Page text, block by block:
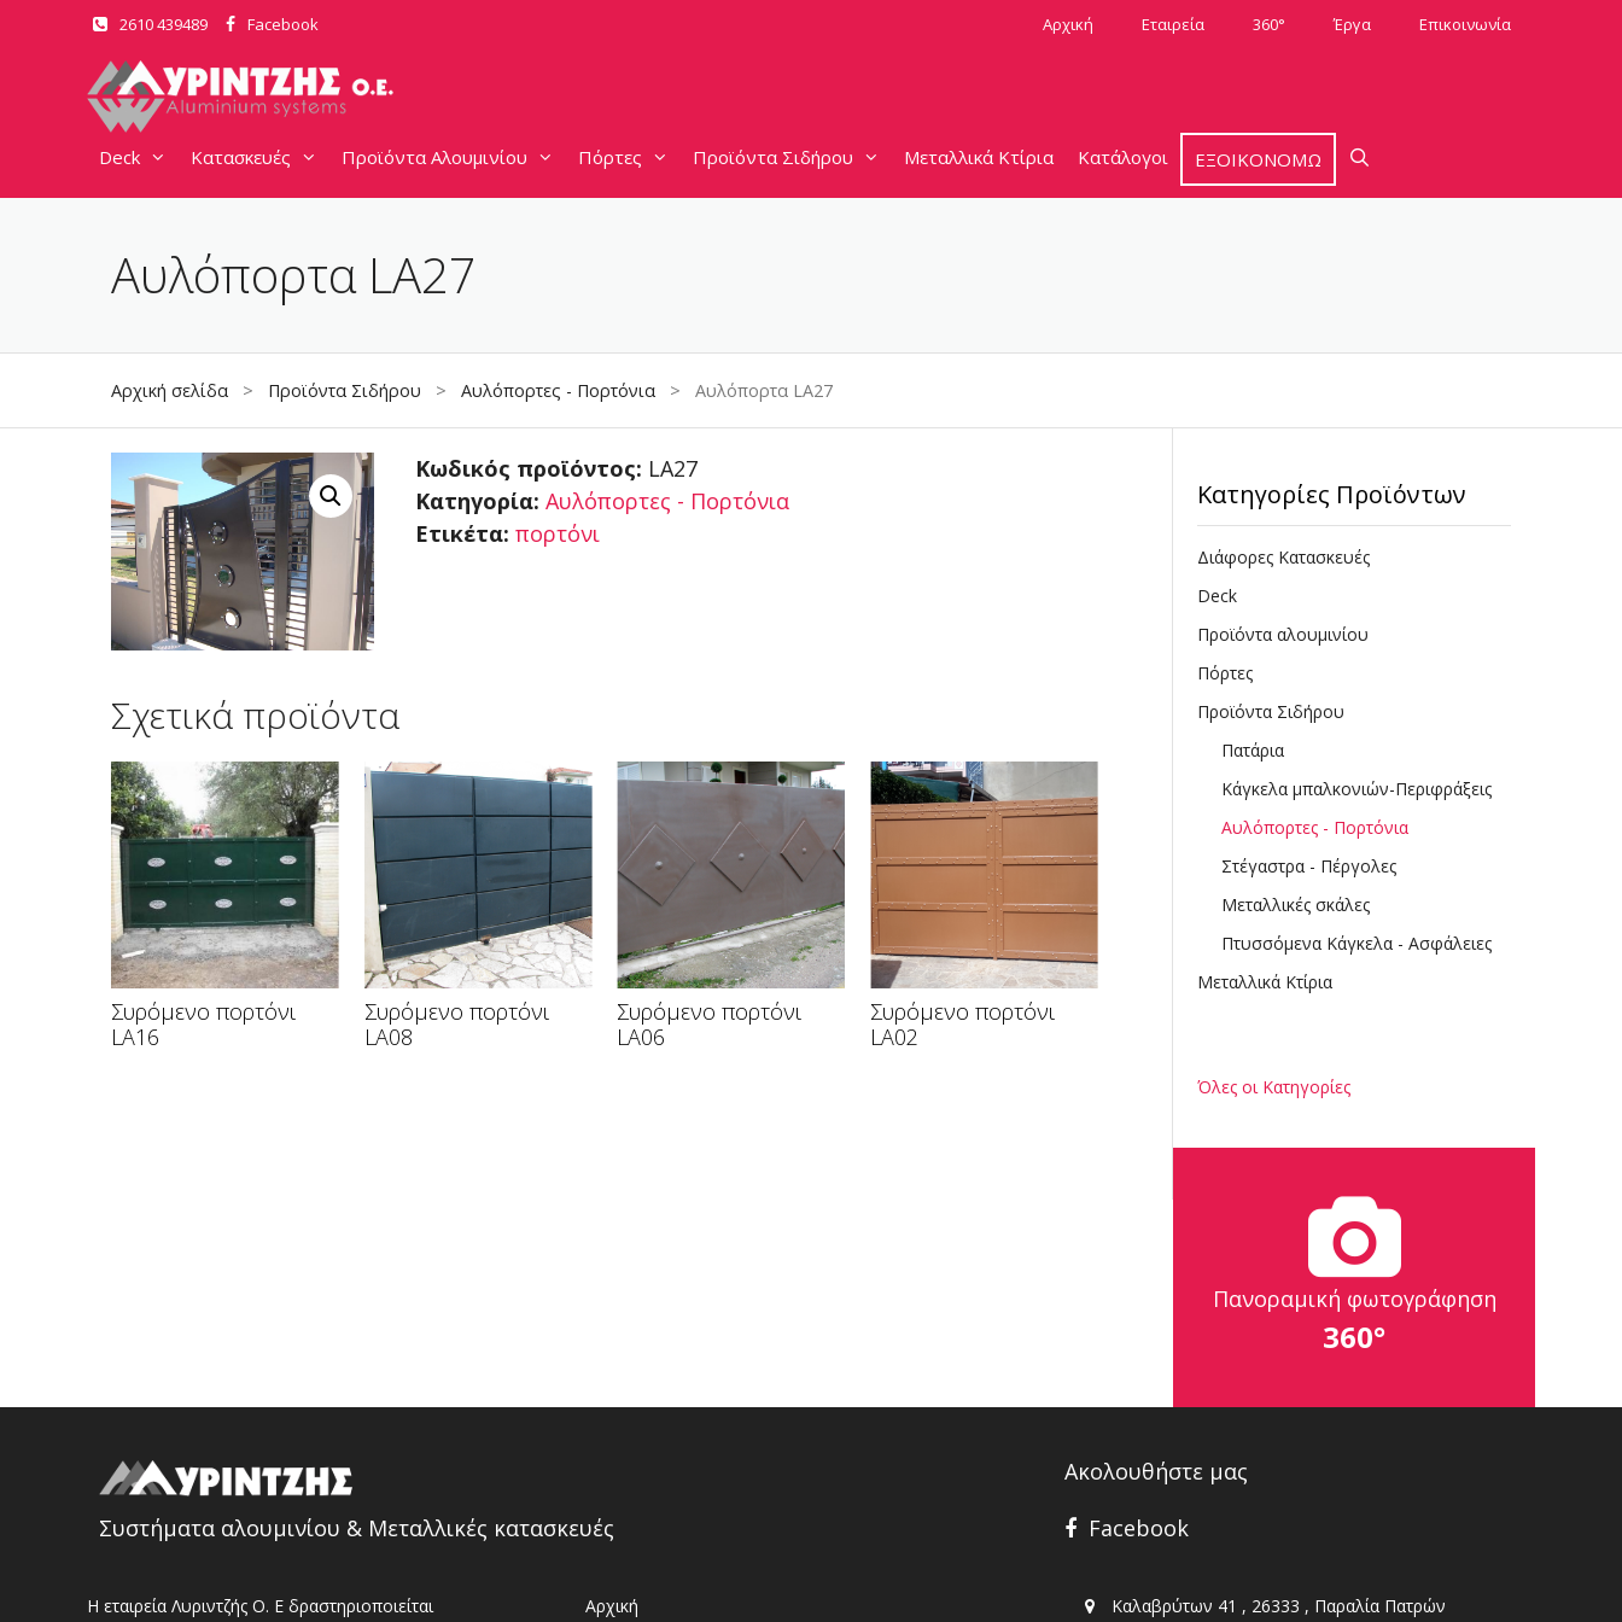
Μετάβαση
περιεχόμενο
2610 439489 Facebook Αρχική Εταιρεία 360° Έργα Επικοινωνία
Deck Κατασκευές Προϊόντα Αλουμινίου Πόρτες Προϊόντα Σιδήρου Μεταλλικά Κτίρια Κατάλογοι ΕΞΟΙΚΟΝΟΜΩ
Αυλόπορτα LA27
Αρχική σελίδα > Προϊόντα Σιδήρου > Αυλόπορτες - Πορτόνια > Αυλόπορτα LA27
Κωδικός προϊόντος: LA27
Κατηγορία: Αυλόπορτες - Πορτόνια
Ετικέτα: πορτόνι
Σχετικά προϊόντα
Συρόμενο πορτόνι
LA16
Συρόμενο πορτόνι
LA08
Συρόμενο πορτόνι
LA06
Συρόμενο πορτόνι
LA02
Κατηγορίες Προϊόντων
Διάφορες Κατασκευές
Deck
Προϊόντα αλουμινίου
Πόρτες
Προϊόντα Σιδήρου
Πατάρια
Κάγκελα μπαλκονιών-Περιφράξεις
Αυλόπορτες - Πορτόνια
Στέγαστρα - Πέργολες
Μεταλλικές σκάλες
Πτυσσόμενα Κάγκελα - Ασφάλειες
Μεταλλικά Κτίρια
Όλες οι Κατηγορίες
Πανοραμική φωτογράφηση
360°
Συστήματα αλουμινίου & Μεταλλικές κατασκευές
Ακολουθήστε μας
Facebook
Η εταιρεία Λυριντζής Ο. Ε δραστηριοποιείται
Αρχική
Καλαβρύτων 41 , 26333 , Παραλία Πατρών